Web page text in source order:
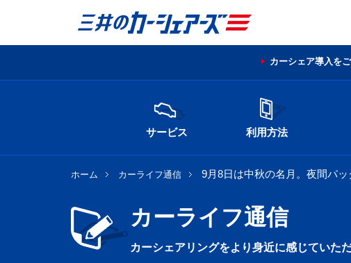
カーシェア導入を
サービス 利用方法
ホーム カーライフ通信 9月8日は中秋の名月。夜間パッ
カーライフ通信
カーシェアリングをより身近に感じていた